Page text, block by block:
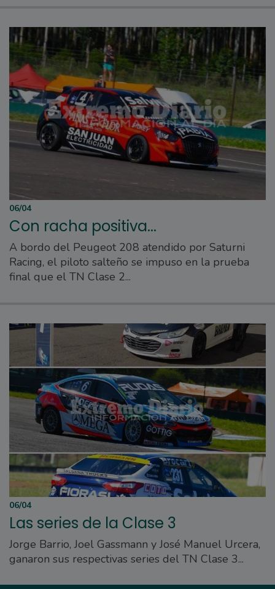
06/04
Con racha positiva...
A bordo del Peugeot 208 atendido por Saturni
Racing, el piloto salteño se impuso en la prueba
final que el TN Clase 2...
06/04
Las series de la Clase 3
Jorge Barrio, Joel Gassmann y José Manuel Urcera,
ganaron sus respectivas series del TN Clase 3...